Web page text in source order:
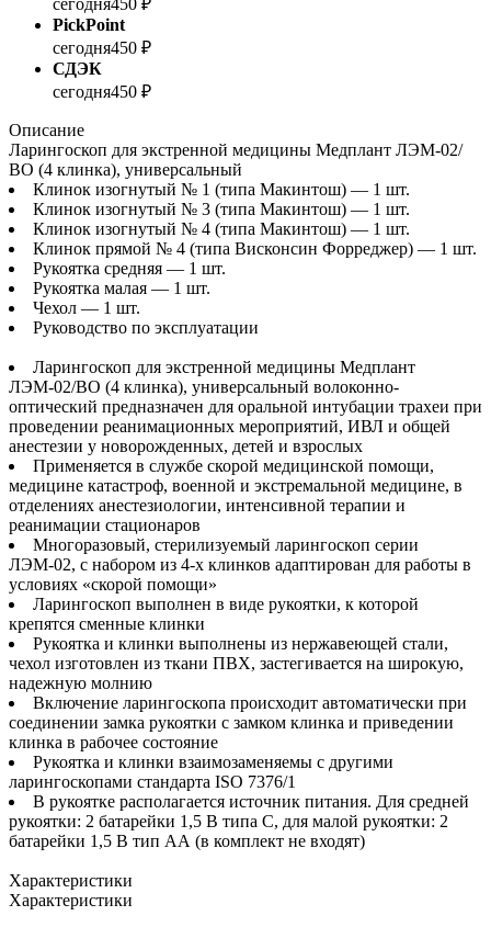
сегодня450 ₽
PickPoint
сегодня450 ₽
СДЭК
сегодня450 ₽
Описание
Ларингоскоп для экстренной медицины Медплант ЛЭМ-02/
ВО (4 клинка), универсальный
Клинок изогнутый № 1 (типа Maкинтош) — 1 шт.
Клинок изогнутый № 3 (типа Mакинтош) — 1 шт.
Клинок изогнутый № 4 (типа Mакинтош) — 1 шт.
Клинок прямой № 4 (типа Висконсин Форреджер) — 1 шт.
Рукоятка средняя — 1 шт.
Рукоятка малая — 1 шт.
Чехол — 1 шт.
Руководство по эксплуатации
Ларингоскоп для экстренной медицины Медплант
ЛЭМ-02/ВО (4 клинка), универсальный волоконно-
оптический предназначен для оральной интубации трахеи при
проведении реанимационных мероприятий, ИВЛ и общей
анестезии у новорожденных, детей и взрослых
Применяется в службе скорой медицинской помощи,
медицине катастроф, военной и экстремальной медицине, в
отделениях анестезиологии, интенсивной терапии и
реанимации стационаров
Многоразовый, стерилизуемый ларингоскоп серии
ЛЭМ-02, с набором из 4-х клинков адаптирован для работы в
условиях «скорой помощи»
Ларингоскоп выполнен в виде рукоятки, к которой
крепятся сменные клинки
Рукоятка и клинки выполнены из нержавеющей стали,
чехол изготовлен из ткани ПВХ, застегивается на широкую,
надежную молнию
Включение ларингоскопа происходит автоматически при
соединении замка рукоятки с замком клинка и приведении
клинка в рабочее состояние
Рукоятка и клинки взаимозаменяемы с другими
ларингоскопами стандарта ISO 7376/1
В рукоятке располагается источник питания. Для средней
рукоятки: 2 батарейки 1,5 В типа С, для малой рукоятки: 2
батарейки 1,5 В тип АА (в комплект не входят)
Характеристики
Характеристики